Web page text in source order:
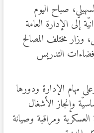
صباح اليوم
زيارة ميدانيّة إلى الإدارة العامة
وزار مختلف المصالح
التدريس
مهام الإدارة ودورها
وإنجاز الأشغال
العسكرية ومراقبة وصيانة